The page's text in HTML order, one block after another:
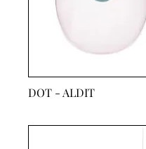
DOT - ALDIT